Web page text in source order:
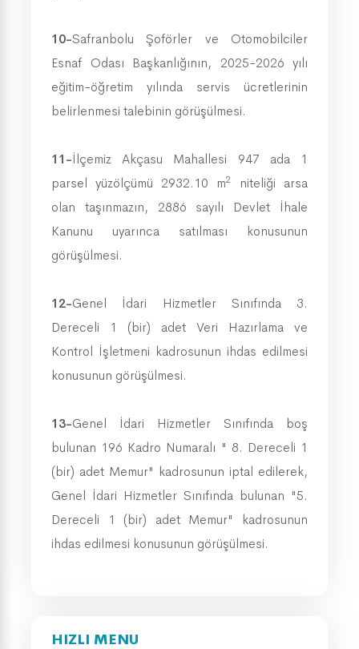
HIZLI MENU
10-Safranbolu Şoförler ve Otomobilciler
Esnaf Odası Başkanlığının, 2025-2026 yılı
eğitim-öğretim yılında servis ücretlerinin
belirlenmesi talebinin görüşülmesi.
11-İlçemiz Akçasu Mahallesi 947 ada 1
parsel yüzölçümü 2932.10 m2
niteliği arsa
olan taşınmazın, 2886
sayılı Devlet İhale
Kanunu uyarınca satılması konusunun
görüşülmesi.
12-Genel İdari Hizmetler Sınıfında 3.
Dereceli 1 (bir) adet Veri Hazırlama ve
Kontrol İşletmeni kadrosunun ihdas edilmesi
konusunun görüşülmesi.
13-Genel İdari Hizmetler Sınıfında boş
bulunan 196 Kadro Numaralı " 8. Dereceli 1
(bir) adet Memur" kadrosunun iptal edilerek,
Genel İdari Hizmetler Sınıfında bulunan "5.
Dereceli 1 (bir) adet Memur" kadrosunun
ihdas edilmesi konusunun görüşülmesi.